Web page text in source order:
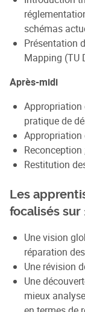
schémas
Présentation
Mapping (TU
Après-midi
Appropriation
pratique de
Appropriation
Reconception
Restitution
Les
focalisés sur
Une vision
réparation
Une révision
Une
mieux